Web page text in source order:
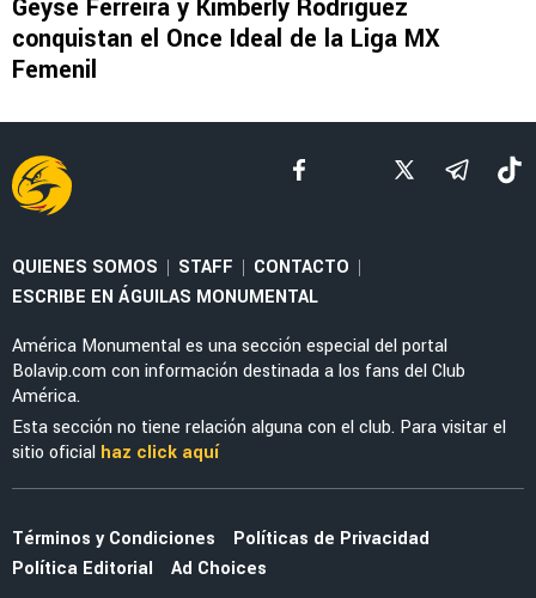
LEAGUES CUP 2026
La tajante frase de Guillermo Almada sobre la
actuación de Alan Cervantes ante San Diego
FC